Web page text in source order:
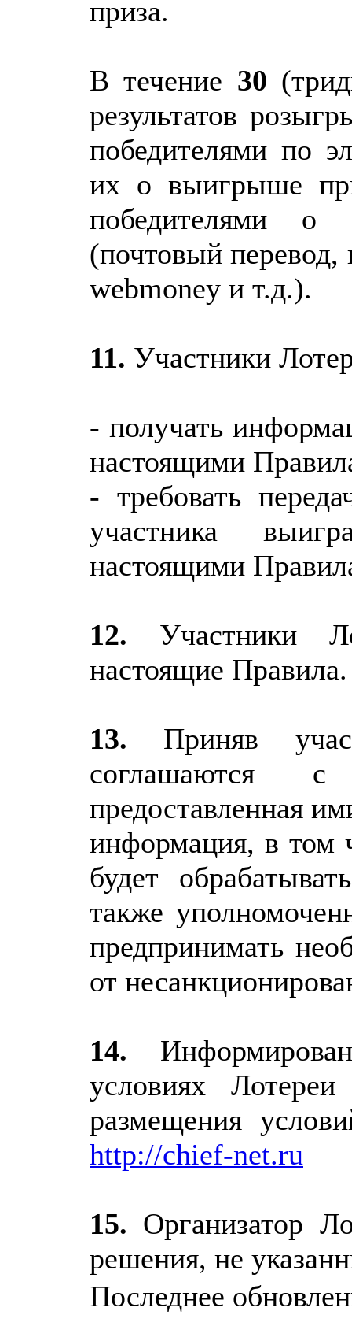
приза.
В течение 30
результатов
победителями по
их о выигрыше
победителями о
(почтовый
webmoney и т.д.).
11. Участники
- получать
настоящими
- требовать
участника
настоящими
12. Участники
настоящие Правила.
13. Приняв
соглашаются
предоставленная
информация, в том
будет
также
предпринимать
от
14.
условиях
размещения
http://chief-net.ru
15. Организатор
решения, не
Последнее